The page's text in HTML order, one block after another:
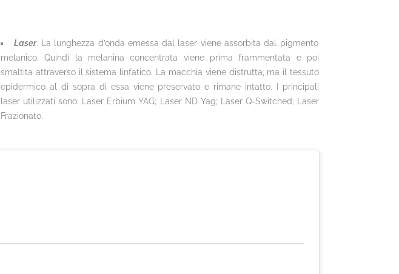
Laser. La lunghezza d’onda emessa dal laser viene assorbita dal pigmento
melanico. Quindi la melanina concentrata viene prima frammentata e poi
smaltita attraverso il sistema linfatico. La macchia viene distrutta, ma il tessuto
epidermico al di sopra di essa viene preservato e rimane intatto. I principali
laser utilizzati sono: Laser Erbium YAG; Laser ND Yag; Laser Q-Switched; Laser
Frazionato.